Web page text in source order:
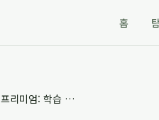
홈
앤딩스터디카페 프리미엄: 학습 공간 최적화와 높은 재방문율: Everything You Need to Know